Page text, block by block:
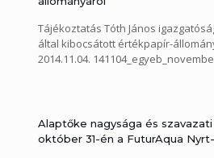
Tájékoztatás Tóth János
által kibocsátott értékpapír-
2014.11.04.
Alaptőke nagysága és
október 31-én a FuturAqua